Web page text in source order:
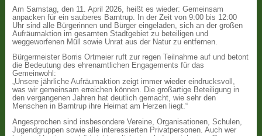
Am Samstag, den 11. April 2026, heißt es wieder: Gemeinsam
anpacken für ein sauberes Barntrup. In der Zeit von 9:00 bis 12:00
Uhr sind alle Bürgerinnen und Bürger eingeladen, sich an der großen
Aufräumaktion im gesamten Stadtgebiet zu beteiligen und
weggeworfenen Müll sowie Unrat aus der Natur zu entfernen.
Bürgermeister Borris Ortmeier ruft zur regen Teilnahme auf und betont
die Bedeutung des ehrenamtlichen Engagements für das
Gemeinwohl:
„Unsere jährliche Aufräumaktion zeigt immer wieder eindrucksvoll,
was wir gemeinsam erreichen können. Die großartige Beteiligung in
den vergangenen Jahren hat deutlich gemacht, wie sehr den
Menschen in Barntrup ihre Heimat am Herzen liegt.“
Angesprochen sind insbesondere Vereine, Organisationen, Schulen,
Jugendgruppen sowie alle interessierten Privatpersonen. Auch wer